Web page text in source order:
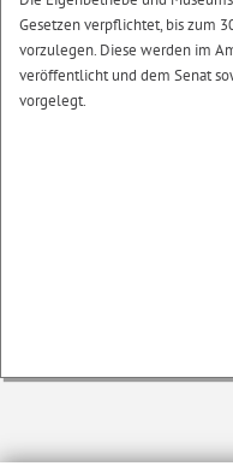
Gesetzen verpflichtet, bis zum
vorzulegen. Diese werden im
veröffentlicht und dem Senat
vorgelegt.